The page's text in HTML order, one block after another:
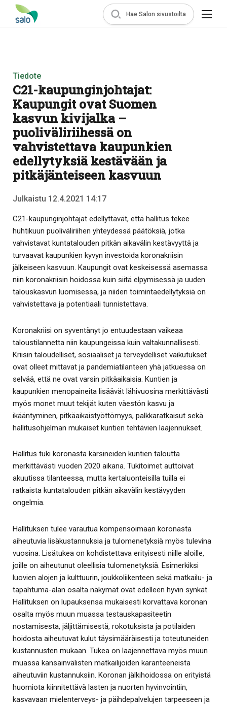
Hae Salon sivustoilta
Tiedote
C21-kaupunginjohtajat:
Kaupungit ovat Suomen
kasvun kivijalka –
puoliväliriihessä on
vahvistettava kaupunkien
edellytyksiä kestävään ja
pitkäjänteiseen kasvuun
Julkaistu 12.4.2021 14:17
C21-kaupunginjohtajat edellyttävät, että hallitus tekee
huhtikuun puoliväliriihen yhteydessä päätöksiä, jotka
vahvistavat kuntatalouden pitkän aikavälin kestävyyttä ja
turvaavat kaupunkien kyvyn investoida koronakriisin
jälkeiseen kasvuun. Kaupungit ovat keskeisessä asemassa
niin koronakriisin hoidossa kuin siitä elpymisessä ja uuden
talouskasvun luomisessa, ja niiden toimintaedellytyksiä on
vahvistettava ja potentiaali tunnistettava.
Koronakriisi on syventänyt jo entuudestaan vaikeaa
taloustilannetta niin kaupungeissa kuin valtakunnallisesti.
Kriisin taloudelliset, sosiaaliset ja terveydelliset vaikutukset
ovat olleet mittavat ja pandemiatilanteen yhä jatkuessa on
selvää, että ne ovat varsin pitkäaikaisia. Kuntien ja
kaupunkien menopaineita lisäävät lähivuosina merkittävästi
myös monet muut tekijät kuten väestön kasvu ja
ikääntyminen, pitkäaikaistyöttömyys, palkkaratkaisut sekä
hallitusohjelman mukaiset kuntien tehtävien laajennukset.
Hallitus tuki koronasta kärsineiden kuntien taloutta
merkittävästi vuoden 2020 aikana. Tukitoimet auttoivat
akuutissa tilanteessa, mutta kertaluonteisilla tuilla ei
ratkaista kuntatalouden pitkän aikavälin kestävyyden
ongelmia.
Hallituksen tulee varautua kompensoimaan koronasta
aiheutuvia lisäkustannuksia ja tulomenetyksiä myös tulevina
vuosina. Lisätukea on kohdistettava erityisesti niille aloille,
joille on aiheutunut oleellisia tulomenetyksiä. Esimerkiksi
luovien alojen ja kulttuurin, joukkoliikenteen sekä matkailu- ja
tapahtuma-alan osalta näkymät ovat edelleen hyvin synkät.
Hallituksen on lupauksensa mukaisesti korvattava koronan
osalta myös muun muassa testauskapasiteetin
nostamisesta, jäljittämisestä, rokotuksista ja potilaiden
hoidosta aiheutuvat kulut täysimääräisesti ja toteutuneiden
kustannusten mukaan. Tukea on laajennettava myös muun
muassa kansainvälisten matkailijoiden karanteeneista
aiheutuviin kustannuksiin. Koronan jälkihoidossa on erityistä
huomiota kiinnitettävä lasten ja nuorten hyvinvointiin,
kasvavaan mielenterveys- ja päihdepalvelujen tarpeeseen ja